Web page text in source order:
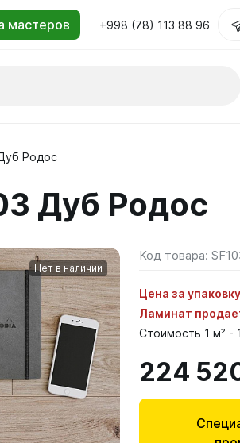
+998 (78) 113 88 96
Родос
Дуб Родос
Нет в наличии
Код товара:
Цена за
Ламинат
Стоимость 1 м² -
224